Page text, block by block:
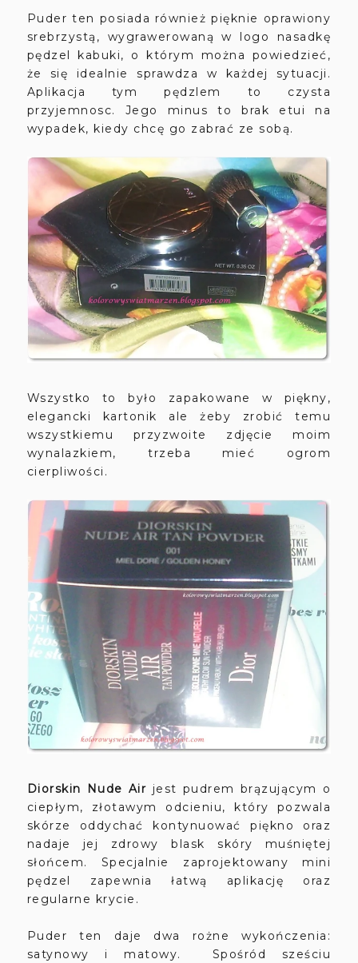
Puder ten posiada również pięknie oprawiony
srebrzystą, wygrawerowaną w logo nasadkę
pędzel kabuki, o którym można powiedzieć,
że się idealnie sprawdza w każdej sytuacji.
Aplikacja tym pędzlem to czysta
przyjemnosc. Jego minus to brak etui na
wypadek, kiedy chcę go zabrać ze sobą.
Wszystko to było zapakowane w piękny,
elegancki kartonik ale żeby zrobić temu
wszystkiemu przyzwoite zdjęcie moim
wynalazkiem, trzeba mieć ogrom
cierpliwości.
Diorskin Nude Air jest pudrem brązującym o
ciepłym, złotawym odcieniu, który pozwala
skórze oddychać kontynuować piękno oraz
nadaje jej zdrowy blask skóry muśniętej
słońcem. Specjalnie zaprojektowany mini
pędzel zapewnia łatwą aplikację oraz
regularne krycie.
Puder ten daje dwa rożne wykończenia:
satynowy i matowy.
Spośród sześciu